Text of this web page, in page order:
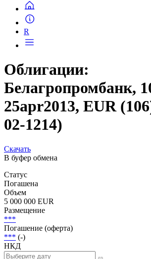
R
Облигации:
Белагропромбанк,
25apr2013, EUR
02-1214)
Скачать
В буфер обмена
Статус
Погашена
Объем
5 000 000 EUR
Размещение
***
Погашение (оферта)
*** (-)
НКД